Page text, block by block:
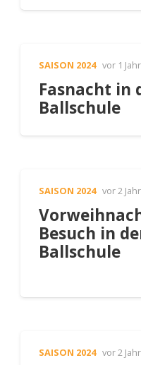
SAISON 2024 vor 1 Jahr
Fasnacht in
Ballschule
SAISON 2024 vor 2
Besuch in
Ballschule
SAISON 2024 vor 2